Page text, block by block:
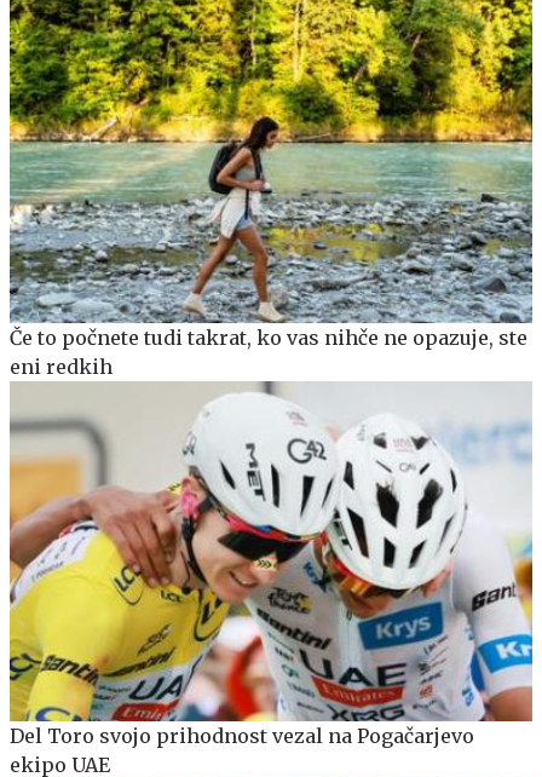
Če to počnete tudi takrat, ko vas nihče ne opazuje, ste
eni redkih
Del Toro svojo prihodnost vezal na Pogačarjevo
ekipo UAE